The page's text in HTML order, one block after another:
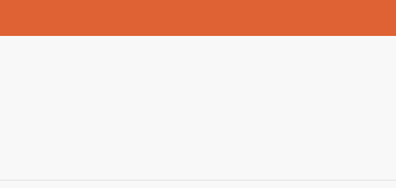
Terdampak Kekeringan